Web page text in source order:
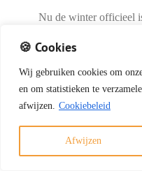
🍪 Cookies
Wij gebruiken cookies om
en om statistieken te
afwijzen. Cookiebeleid
Afwijzen
Nu de winter officieel
stookt u veilig,
regels. Veilig en
Gebruik alleen droog